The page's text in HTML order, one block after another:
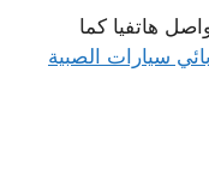
هاتفيا كما
سيارات الصبية